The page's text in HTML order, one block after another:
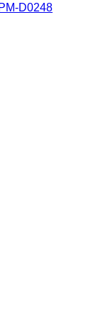
D0248